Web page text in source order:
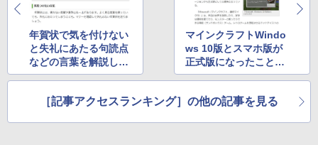
年賀状で気を付けない
と失礼にあたる句読点
などの言葉を解説した
記事が大人気
マインクラフトWindo
ws 10版とスマホ版が
正式版になったことを
報じた記事が1位
［記事アクセスランキング］の他の記事を見る